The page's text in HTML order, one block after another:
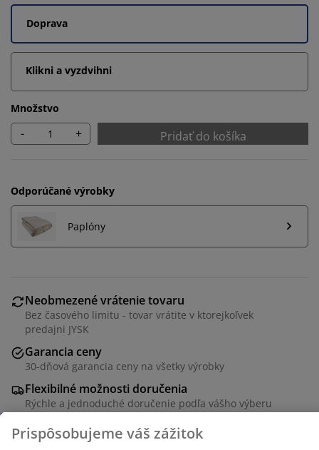
Doprava
Klikni a vyzdvihni
Množstvo
- + Pridať do košíka
Odporúčané výrobky
Paplóny
Neobmezené vrátenie tovaru
Bez časového limitu - tovar vrátite v ktorejkoľvek
predajni JYSK
Garancia ceny
30-dňová garancia ceny na všetky výrobky
Flexibilné možnosti doručenia
Rýchle a jednoduché doručenie podľa vášho výberu
Prispôsobujeme váš zážitok